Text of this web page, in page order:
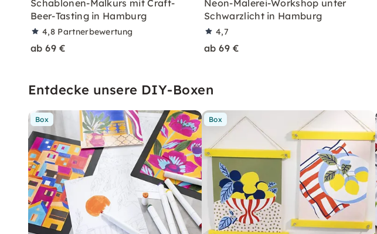
Schablonen-Malkurs mit Craft-
Beer-Tasting in Hamburg
4,8 Partnerbewertung
ab 69 €
Neon-Malerei-Workshop unter
Schwarzlicht in Hamburg
4,7
ab 69 €
Entdecke unsere DIY-Boxen
Box Box